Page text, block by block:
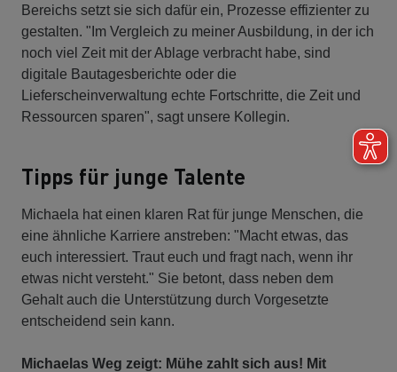
Bereichs setzt sie sich dafür ein, Prozesse effizienter zu
gestalten. "Im Vergleich zu meiner Ausbildung, in der ich
noch viel Zeit mit der Ablage verbracht habe, sind
digitale Bautagesberichte oder die
Lieferscheinverwaltung echte Fortschritte, die Zeit und
Ressourcen sparen", sagt unsere Kollegin.
Tipps für junge Talente
Michaela hat einen klaren Rat für junge Menschen, die
eine ähnliche Karriere anstreben: "Macht etwas, das
euch interessiert. Traut euch und fragt nach, wenn ihr
etwas nicht versteht." Sie betont, dass neben dem
Gehalt auch die Unterstützung durch Vorgesetzte
entscheidend sein kann.
Michaelas Weg zeigt: Mühe zahlt sich aus! Mit